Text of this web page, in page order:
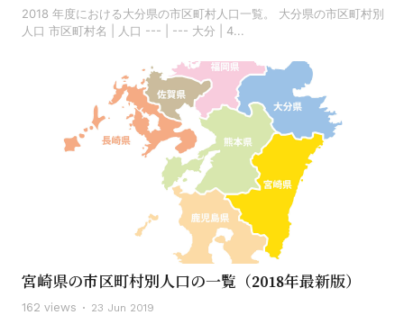
2018 年度における大分県の市区町村人口一覧。 大分県の市区町村別
人口 市区町村名 | 人口 --- | --- 大分 | 4...
宮崎県の市区町村別人口の一覧（2018年最新版）
162 views 23 Jun 2019